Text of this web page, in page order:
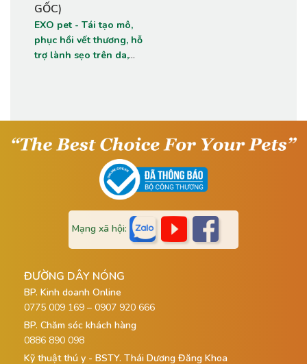
GỐC)
EXO pet - Tái tạo mô,
phục hồi vết thương, hỗ
trợ lành sẹo trên da,
Mạng xã hội:
ĐƯỜNG DÂY NÓNG
BP. Kinh doanh Online
0775 009 169 – 0907 920 666
BP. Chăm sóc khách hàng
0886 890 098
Kỹ thuật thú y - BSTY. Thái Dương Đăng Khoa